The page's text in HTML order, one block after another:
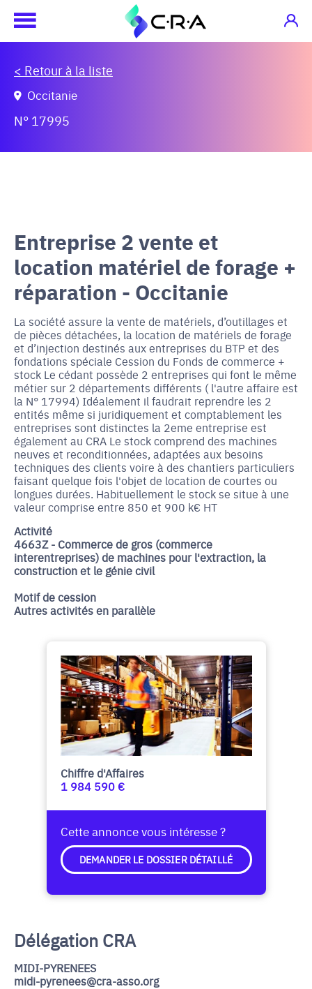
< Retour à la liste
N° 17995
Occitanie
Entreprise 2 vente et
location matériel de forage +
réparation - Occitanie
La société assure la vente de matériels, d’outillages et
de pièces détachées, la location de matériels de forage
et d’injection destinés aux entreprises du BTP et des
fondations spéciale Cession du Fonds de commerce +
stock Le cédant possède 2 entreprises qui font le même
métier sur 2 départements différents ( l'autre affaire est
la N° 17994) Idéalement il faudrait reprendre les 2
entités même si juridiquement et comptablement les
entreprises sont distinctes la 2eme entreprise est
également au CRA Le stock comprend des machines
neuves et reconditionnées, adaptées aux besoins
techniques des clients voire à des chantiers particuliers
faisant quelque fois l'objet de location de courtes ou
longues durées. Habituellement le stock se situe à une
valeur comprise entre 850 et 900 k€ HT
Activité
4663Z - Commerce de gros (commerce
interentreprises) de machines pour l'extraction, la
construction et le génie civil
Motif de cession
Autres activités en parallèle
Chiffre d'Affaires
1 984 590 €
Cette annonce vous intéresse ?
DEMANDER LE DOSSIER DÉTAILLÉ
Délégation CRA
MIDI-PYRENEES
midi-pyrenees@cra-asso.org